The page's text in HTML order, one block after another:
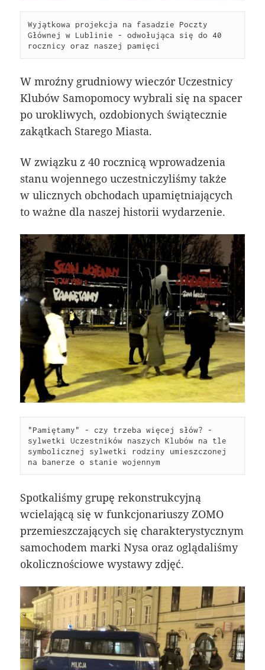
Wyjątkowa projekcja na fasadzie Poczty
Głównej w Lublinie - odwołująca się do 40
rocznicy oraz naszej pamięci
W mroźny grudniowy wieczór Uczestnicy
Klubów Samopomocy wybrali się na spacer
po urokliwych, ozdobionych świątecznie
zakątkach Starego Miasta.
W związku z 40 rocznicą wprowadzenia
stanu wojennego uczestniczyliśmy także
w ulicznych obchodach upamiętniających
to ważne dla naszej historii wydarzenie.
"Pamiętamy" - czy trzeba więcej słów? -
sylwetki Uczestników naszych Klubów na tle
symbolicznej sylwetki rodziny umieszczonej
na banerze o stanie wojennym
Spotkaliśmy grupę rekonstrukcyjną
wcielającą się w funkcjonariuszy ZOMO
przemieszczających się charakterystycznym
samochodem marki Nysa oraz oglądaliśmy
okolicznościowe wystawy zdjęć.